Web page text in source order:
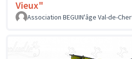
Vieux"
Association BEGUIN'âge Val-de-Cher